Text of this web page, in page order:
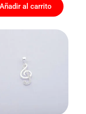
Añadir al carrito